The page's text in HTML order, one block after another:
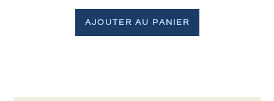
AJOUTER AU PANIER